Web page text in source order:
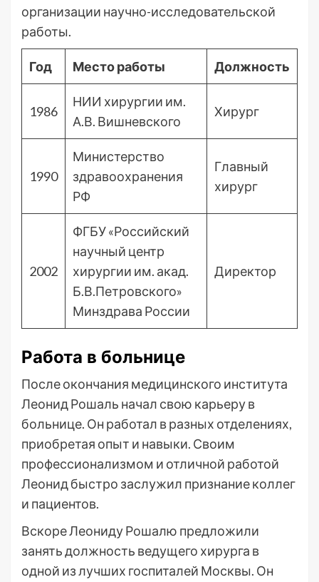
организации научно-исследовательской
работы.
Год Место работы Должность
1986
НИИ хирургии им.
А.В. Вишневского
Хирург
1990
Министерство
здравоохранения
РФ
Главный
хирург
2002
ФГБУ «Российский
научный центр
хирургии им. акад.
Б.В.Петровского»
Минздрава России
Директор
Работа в больнице
После окончания медицинского института
Леонид Рошаль начал свою карьеру в
больнице. Он работал в разных отделениях,
приобретая опыт и навыки. Своим
профессионализмом и отличной работой
Леонид быстро заслужил признание коллег
и пациентов.
Вскоре Леониду Рошалю предложили
занять должность ведущего хирурга в
одной из лучших госпиталей Москвы. Он